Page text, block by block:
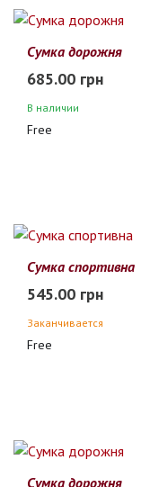
Сумка дорожня
685.00 грн
В наличии
Free
Сумка спортивна
545.00 грн
Заканчивается
Free
Сумка дорожня